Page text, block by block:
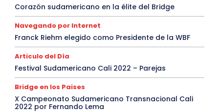
Corazón sudamericano en la élite del Bridge
Navegando por Internet
Franck Riehm elegido como Presidente de la WBF
Articulo del Día
Festival Sudamericano Cali 2022 – Parejas
Bridge en los Paises
X Campeonato Sudamericano Transnacional Cali
2022 por Fernando Lema